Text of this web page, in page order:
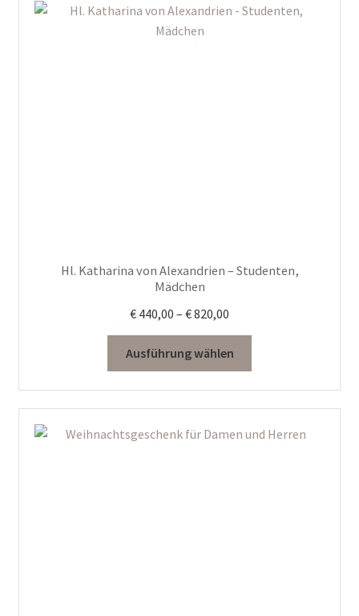
Hl. Katharina von Alexandrien – Studenten,
Mädchen
€ 440,00 – €820,00
€ 440,00
bis
€ 820,00
Ausführung wählen
Dieses
werden